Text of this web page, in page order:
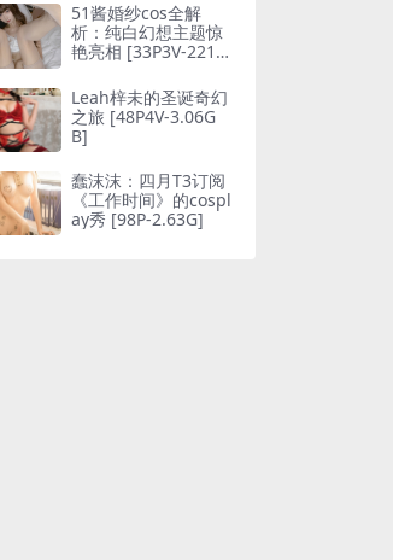
51酱婚纱cos全解
析：纯白幻想主题惊
艳亮相 [33P3V-221M
Leah梓未的圣诞奇幻
之旅 [48P4V-3.06G
B]
蠢沫沫：四月T3订阅
《工作时间》的cospl
ay秀 [98P-2.63G]